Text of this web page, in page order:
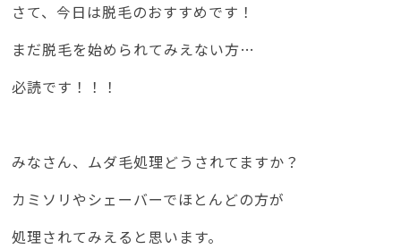
さて、今日は脱毛のおすすめです！
まだ脱毛を始められてみえない方…
必読です！！！
みなさん、ムダ毛処理どうされてますか？
カミソリやシェーバーでほとんどの方が
処理されてみえると思います。